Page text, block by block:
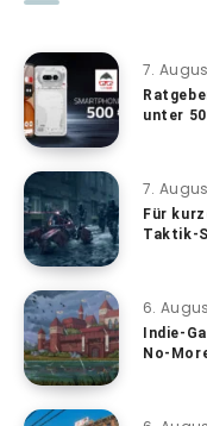
7.
unter
7.
Für
Taktik-
6.
Indie-
No-